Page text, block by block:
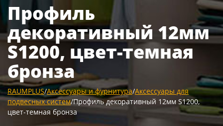
Профиль
декоративный 12мм
S1200, цвет-темная
бронза
RAUMPLUS/Аксессуары и фурнитура/Аксессуары для
подвесных систем/Профиль декоративный 12мм S1200,
цвет-темная бронза